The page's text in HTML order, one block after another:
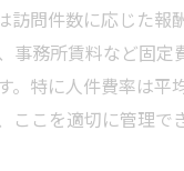
スト漏れ対策で経
経営に必要なコス
漏れも逃さない訪問看
訪問件数に応じた報
事務所賃料など固定
。特に人件費率は平
ここを適切に管理で